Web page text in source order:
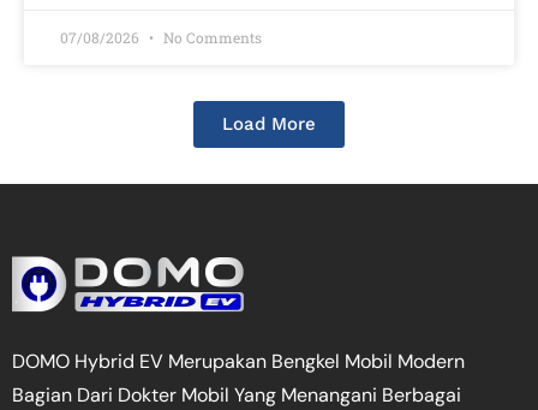
07/08/2026 No Comments
Load More
DOMO Hybrid EV Merupakan Bengkel Mobil Modern
Bagian Dari Dokter Mobil Yang Menangani Berbagai